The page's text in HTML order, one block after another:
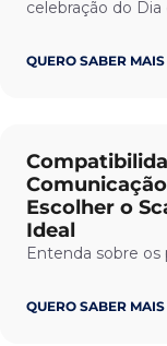
celebração do
QUERO SABER MAIS
Escolher o
Ideal
Entenda sobre
QUERO SABER MAIS